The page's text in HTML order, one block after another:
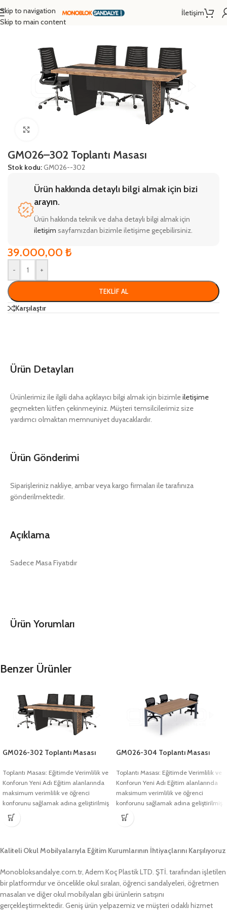
Skip to navigation
Skip to main content
İletişim
Ana Sayfa /Mobilyalar
GM026–302 Toplantı Masası
Stok kodu:GM026--302
Ürün hakkında detaylı bilgi almak için bizi
arayın.
Ürün hakkında teknik ve daha detaylı bilgi almak için
iletişim sayfamızdan bizimle iletişime geçebilirsiniz.
39.000,00 ₺
- +
TEKLIF AL
Karşılaştır
Ürün Detayları
Ürünlerimiz ile ilgili daha açıklayıcı bilgi almak için bizimleiletişime
geçmekten lütfen çekinmeyiniz. Müşteri temsilcilerimiz size
yardımcı olmaktan memnuniyet duyacaklardır.
Ürün Gönderimi
Siparişleriniz nakliye, ambar veya kargo firmaları ile tarafınıza
gönderilmektedir.
Açıklama
Sadece Masa Fiyatıdır
Ürün Yorumları
Benzer Ürünler
GM026-302 Toplantı Masası
Toplantı Masası: Eğitimde Verimlilik ve
Konforun Yeni Adı Eğitim alanlarında
maksimum verimlilik ve öğrenci
konforunu sağlamak adına geliştirilmiş
olan Toplantı
GM026-304 Toplantı Masası
Toplantı Masası: Eğitimde Verimlilik ve
Konforun Yeni Adı Eğitim alanlarında
maksimum verimlilik ve öğrenci
konforunu sağlamak adına geliştirilmiş
olan Toplantı
Kaliteli Okul Mobilyalarıyla Eğitim Kurumlarının İhtiyaçlarını Karşılıyoruz
Monobloksandalye.com.tr, Adem Koç Plastik LTD. ŞTİ. tarafından işletilen
bir platformdur ve öncelikle okul sıraları, öğrenci sandalyeleri, öğretmen
masaları ve diğer okul mobilyaları gibi ürünlerin satışını
gerçekleştirmektedir. Geniş ürün yelpazemiz ve müşteri odaklı hizmet